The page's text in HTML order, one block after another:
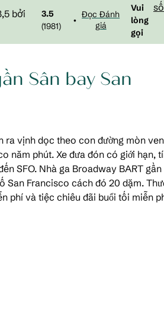
3.5
(1981)
•
Đọc Đánh
giá
Vui
lòng
gọi
Gọi
Sân bay San
ra vịnh dọc theo con đường mòn ven
năm phút. Xe đưa đón có giới hạn,
SFO. Nhà ga Broadway BART gần
San Francisco cách đó 20 dặm.
phí và tiệc chiêu đãi buổi tối miễn